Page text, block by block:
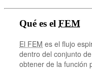
Qué es el FEM
El FEM es el flujo
dentro del conjunto
obtener de la función